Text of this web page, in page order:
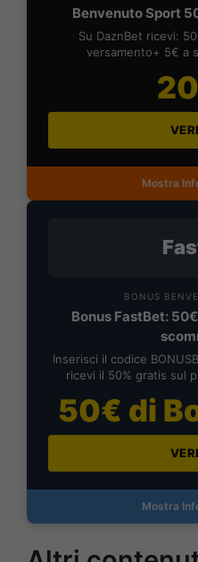
Benvenuto Sport
Su DaznBet ricevi:
versamento+ 5€ a
Mostra
BONUS
Bonus FastBet:
Inserisci il codice
ricevi il 50% gratis sul
50€ di
Mostra